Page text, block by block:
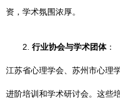
资，学术氛围浓厚。
2. 行业协会与学术团体：
江苏省心理学会、苏州市心理
进阶培训和学术研讨会。这些